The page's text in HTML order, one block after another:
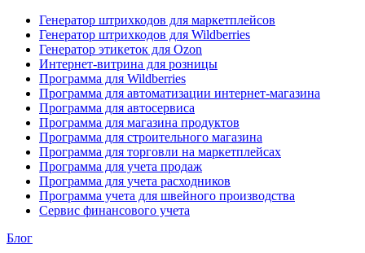
Генератор штрихкодов для маркетплейсов
Генератор штрихкодов для Wildberries
Генератор этикеток для Ozon
Интернет-витрина для розницы
Программа для Wildberries
Программа для автоматизации интернет-магазина
Программа для автосервиса
Программа для магазина продуктов
Программа для строительного магазина
Программа для торговли на маркетплейсах
Программа для учета продаж
Программа для учета расходников
Программа учета для швейного производства
Сервис финансового учета
Блог